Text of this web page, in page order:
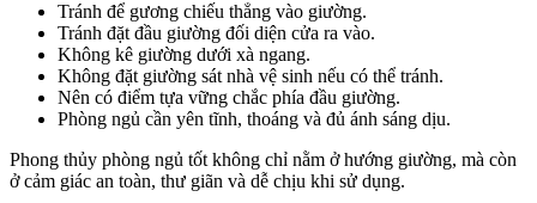
Tránh để gương chiếu thẳng vào giường.
Tránh đặt đầu giường đối diện cửa ra vào.
Không kê giường dưới xà ngang.
Không đặt giường sát nhà vệ sinh nếu có thể tránh.
Nên có điểm tựa vững chắc phía đầu giường.
Phòng ngủ cần yên tĩnh, thoáng và đủ ánh sáng dịu.
Phong thủy phòng ngủ tốt không chỉ nằm ở hướng giường, mà còn
ở cảm giác an toàn, thư giãn và dễ chịu khi sử dụng.